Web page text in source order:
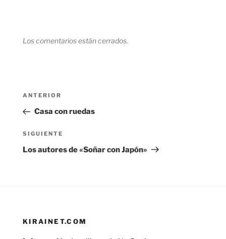
Los comentarios están cerrados.
Navegación
entradas
Entrada
anterior:
ANTERIOR
Casa con ruedas
Siguiente
entrada
SIGUIENTE
Los autores de «Soñar con Japón»
KIRAINET.COM